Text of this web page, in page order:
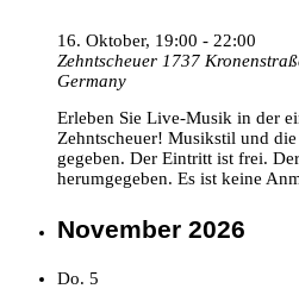
16. Oktober, 19:00 - 22:00
Zehntscheuer 1737
Germany
Erleben Sie Live-Musik in der
Zehntscheuer! Musikstil und
gegeben. Der Eintritt ist frei.
herumgegeben. Es ist keine
November 2026
Do. 5